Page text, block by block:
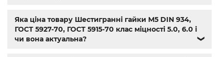
болт м 10,din934,крепеж, болт м12 размеры,болт м14 1.5
болт м5 под шестигранник,болт м 18,болт м 9,болт м7
шаг 1 ,болт м9,болт м 24
din
Яка ціна товару Шестигранні гайки М5 DIN 934,
ГОСТ 5927-70, ГОСТ 5915-70 клас міцності 5.0, 6.0 і
чи вона актуальна?
❯